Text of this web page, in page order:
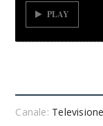
PLAY
Canale: Televisione